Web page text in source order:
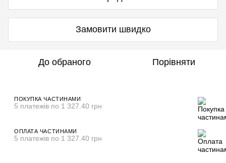
Замовити швидко
До обраного Порівняти
ПОКУПКА ЧАСТИНАМИ
5 платежів по 1 327.40 грн
ОПЛАТА ЧАСТИНАМИ
5 платежів по 1 327.40 грн